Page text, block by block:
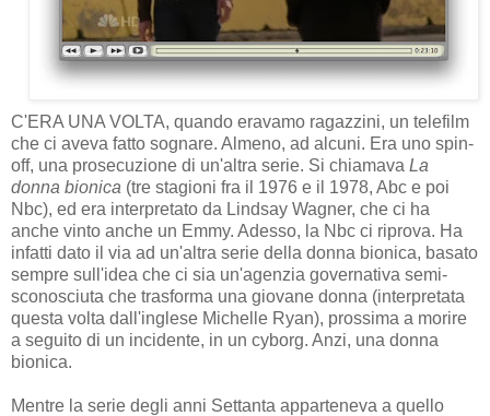
C'ERA UNA VOLTA, quando eravamo ragazzini, un telefilm
che ci aveva fatto sognare. Almeno, ad alcuni. Era uno spin-
off, una prosecuzione di un'altra serie. Si chiamava La
donna bionica (tre stagioni fra il 1976 e il 1978, Abc e poi
Nbc), ed era interpretato da Lindsay Wagner, che ci ha
anche vinto anche un Emmy. Adesso, la Nbc ci riprova. Ha
infatti dato il via ad un'altra serie della donna bionica, basato
sempre sull'idea che ci sia un'agenzia governativa semi-
sconosciuta che trasforma una giovane donna (interpretata
questa volta dall'inglese Michelle Ryan), prossima a morire
a seguito di un incidente, in un cyborg. Anzi, una donna
bionica.
Mentre la serie degli anni Settanta apparteneva a quello